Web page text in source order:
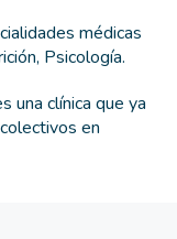
médicas
Psicología.
una clínica que ya
en